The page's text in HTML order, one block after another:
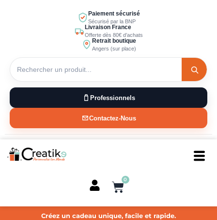
Paiement sécurisé
Sécurisé par la BNP
Livraison France
Offerte dès 80€ d’achats
Retrait boutique
Angers (sur place)
Professionnels
Contactez-Nous
0
Panier
Créez un cadeau unique, facile et rapide.